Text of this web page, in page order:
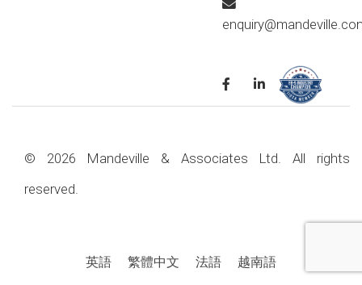
© 2026 Mandeville & Associates Ltd. All rights
reserved.
英語 繁體中文 法語 越南語